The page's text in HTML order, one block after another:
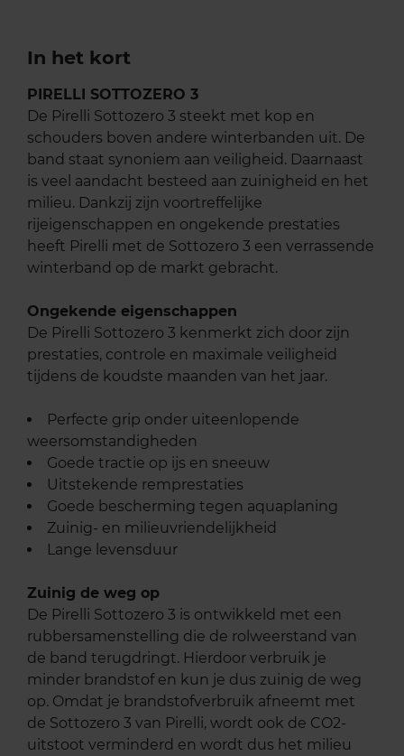
In het kort
PIRELLI SOTTOZERO 3
De Pirelli Sottozero 3 steekt met kop en
schouders boven andere winterbanden uit. De
band staat synoniem aan veiligheid. Daarnaast
is veel aandacht besteed aan zuinigheid en het
milieu. Dankzij zijn voortreffelijke
rijeigenschappen en ongekende prestaties
heeft Pirelli met de Sottozero 3 een verrassende
winterband op de markt gebracht.
Ongekende eigenschappen
De Pirelli Sottozero 3 kenmerkt zich door zijn
prestaties, controle en maximale veiligheid
tijdens de koudste maanden van het jaar.
Perfecte grip onder uiteenlopende
weersomstandigheden
Goede tractie op ijs en sneeuw
Uitstekende remprestaties
Goede bescherming tegen aquaplaning
Zuinig- en milieuvriendelijkheid
Lange levensduur
Zuinig de weg op
De Pirelli Sottozero 3 is ontwikkeld met een
rubbersamenstelling die de rolweerstand van
de band terugdringt. Hierdoor verbruik je
minder brandstof en kun je dus zuinig de weg
op. Omdat je brandstofverbruik afneemt met
de Sottozero 3 van Pirelli, wordt ook de CO2-
uitstoot verminderd en wordt dus het milieu